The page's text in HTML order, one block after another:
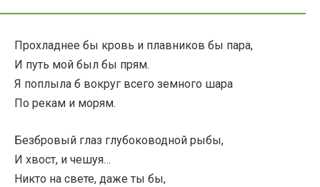
Прохладнее бы кровь и плавников бы пара,
И путь мой был бы прям.
Я поплыла б вокруг всего земного шара
По рекам и морям.
Безбровый глаз глубоководной рыбы,
И хвост, и чешуя…
Никто на свете, даже ты бы,